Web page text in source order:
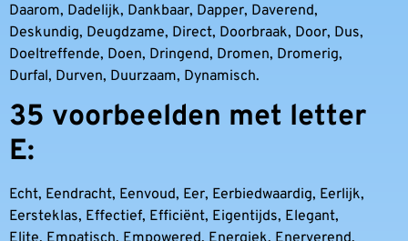
Daarom, Dadelijk, Dankbaar, Dapper, Daverend,
Deskundig, Deugdzame, Direct, Doorbraak, Door, Dus,
Doeltreffende, Doen, Dringend, Dromen, Dromerig,
Durfal, Durven, Duurzaam, Dynamisch.
35 voorbeelden met letter
E:
Echt, Eendracht, Eenvoud, Eer, Eerbiedwaardig, Eerlijk,
Eersteklas, Effectief, Efficiënt, Eigentijds, Elegant,